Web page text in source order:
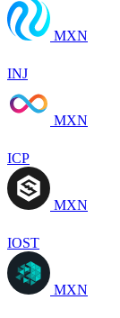
MXN
INJ
MXN
ICP
MXN
IOST
MXN